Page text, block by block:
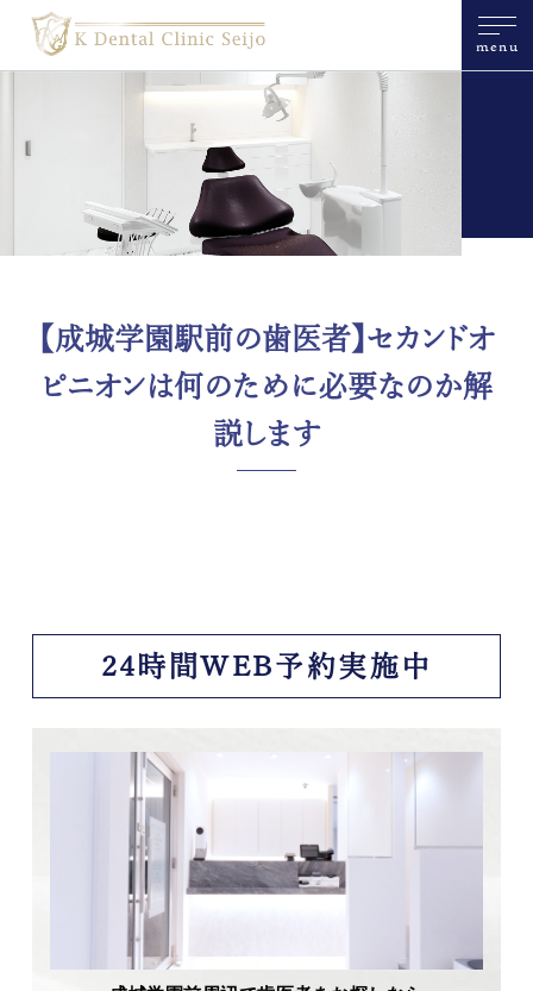
menu
【成城学園駅前の歯医者】セカンドオ
ピニオンは何のために必要なのか解
説します
24時間WEB予約実施中